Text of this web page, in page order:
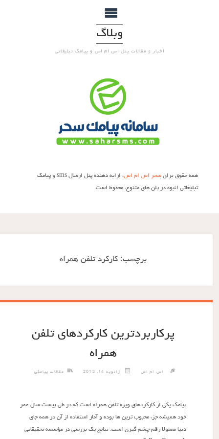
وبلاگ
اخبار و مقالات پنل اس ام اس و پیامک تبلیغاتی
همه حقوق برایسحر اس ام اس
، ارایه دهنده پنل ارسال sms و پیامک
تبلیغاتی انبوه در پلن های متنوع، محفوظ است.
برچسب:کارکرد تلفن همراه
پرکاربردترین کارکردهای تلفن
همراه
اس ام اس ژانویه 14, 2013 مقالات پیامکی
پیامک یکی از کارکردهای ویژه تلفن همراه است که در طی بیست سال عمر
خود همیشه جزء محبوب ترین ها بوده و آمار استفاده از آن در همه جای
دنیا معمولا رقم چشم گیری است. نتایج یک بررسی در مؤسسه تحقیقاتی